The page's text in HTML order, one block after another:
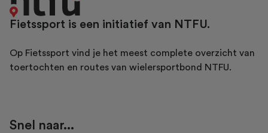
Fietssport is een initiatief van NTFU.
Op Fietssport vind je het meest complete overzicht van
toertochten en routes van wielersportbond NTFU.
Snel naar...